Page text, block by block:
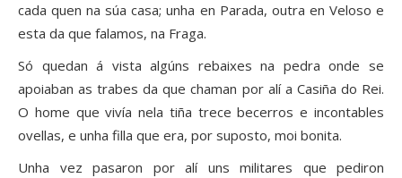
cada quen na súa casa; unha en Parada, outra en Veloso e
esta da que falamos, na Fraga.
Só quedan á vista algúns rebaixes na pedra onde se
apoiaban as trabes da que chaman por alí a Casiña do Rei.
O home que vivía nela tiña trece becerros e incontables
ovellas, e unha filla que era, por suposto, moi bonita.
Unha vez pasaron por alí uns militares que pediron